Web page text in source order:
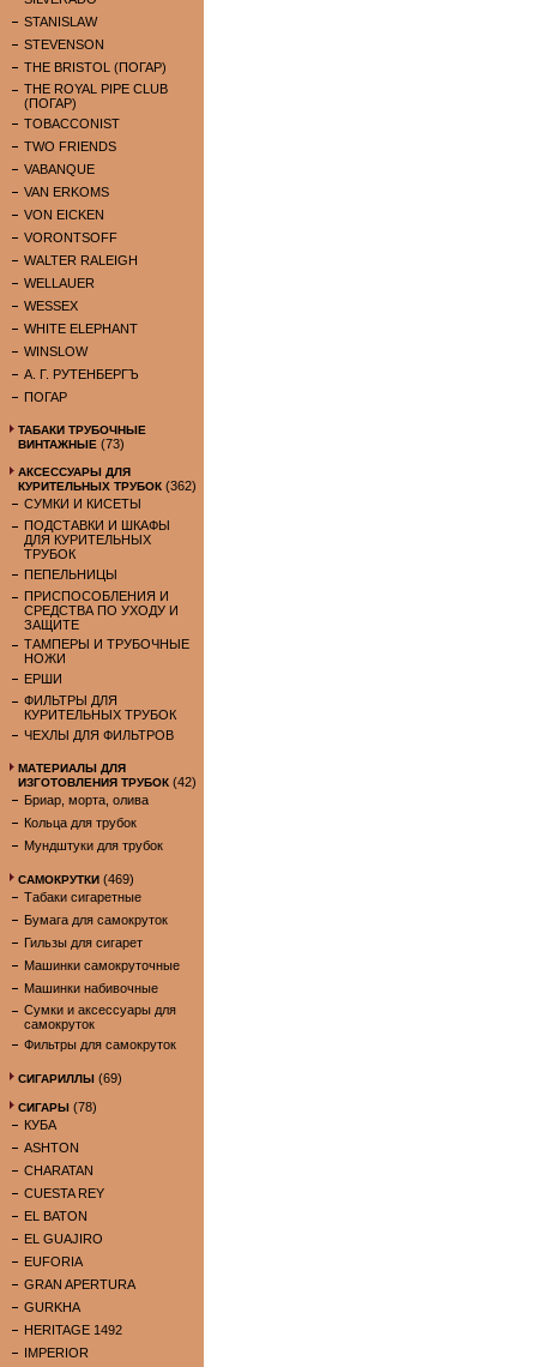
STANISLAW
STEVENSON
THE BRISTOL (ПОГАР)
THE ROYAL PIPE CLUB
(ПОГАР)
TOBACCONIST
TWO FRIENDS
VABANQUE
VAN ERKOMS
VON EICKEN
VORONTSOFF
WALTER RALEIGH
WELLAUER
WESSEX
WHITE ELEPHANT
WINSLOW
А. Г. РУТЕНБЕРГЪ
ПОГАР
ТАБАКИ ТРУБОЧНЫЕ
ВИНТАЖНЫЕ (73)
АКСЕССУАРЫ ДЛЯ
КУРИТЕЛЬНЫХ ТРУБОК (362)
СУМКИ И КИСЕТЫ
ПОДСТАВКИ И ШКАФЫ
ДЛЯ КУРИТЕЛЬНЫХ
ТРУБОК
ПЕПЕЛЬНИЦЫ
ПРИСПОСОБЛЕНИЯ И
СРЕДСТВА ПО УХОДУ И
ЗАЩИТЕ
ТАМПЕРЫ И ТРУБОЧНЫЕ
НОЖИ
ЕРШИ
ФИЛЬТРЫ ДЛЯ
КУРИТЕЛЬНЫХ ТРУБОК
ЧЕХЛЫ ДЛЯ ФИЛЬТРОВ
МАТЕРИАЛЫ ДЛЯ
ИЗГОТОВЛЕНИЯ ТРУБОК (42)
Бриар, морта, олива
Кольца для трубок
Мундштуки для трубок
САМОКРУТКИ (469)
Табаки сигаретные
Бумага для самокруток
Гильзы для сигарет
Машинки самокруточные
Машинки набивочные
Сумки и аксессуары для
самокруток
Фильтры для самокруток
СИГАРИЛЛЫ (69)
СИГАРЫ (78)
КУБА
ASHTON
CHARATAN
CUESTA REY
EL BATON
EL GUAJIRO
EUFORIA
GRAN APERTURA
GURKHA
HERITAGE 1492
IMPERIOR